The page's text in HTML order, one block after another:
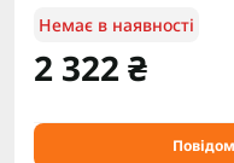
Немає в наявності
2 322 ₴